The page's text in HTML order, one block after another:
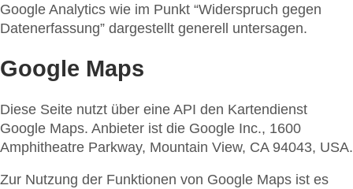
Google Analytics wie im Punkt “Widerspruch gegen
Datenerfassung” dargestellt generell untersagen.
Google Maps
Diese Seite nutzt über eine API den Kartendienst
Google Maps. Anbieter ist die Google Inc., 1600
Amphitheatre Parkway, Mountain View, CA 94043, USA.
Zur Nutzung der Funktionen von Google Maps ist es